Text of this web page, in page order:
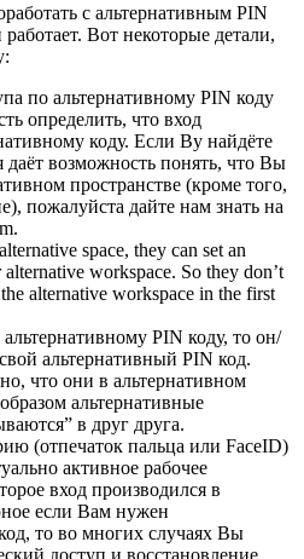
с альтернативным PIN
Вот некоторые детали,
по альтернативному PIN коду
определить, что вход
коду. Если Ву найдёте
даёт возможность понять, что Вы
пространстве (кроме того,
пожалуйста дайте нам знать на
space, they can set an
workspace. So they don’t
alternative workspace in the first
PIN коду, то он/
альтернативный PIN код.
что они в альтернативном
альтернативные
в друг друга.
(отпечаток пальца или FaceID)
активное рабочее
вход производился в
если Вам нужен
то во многих случаях Вы
доступ и восстановление